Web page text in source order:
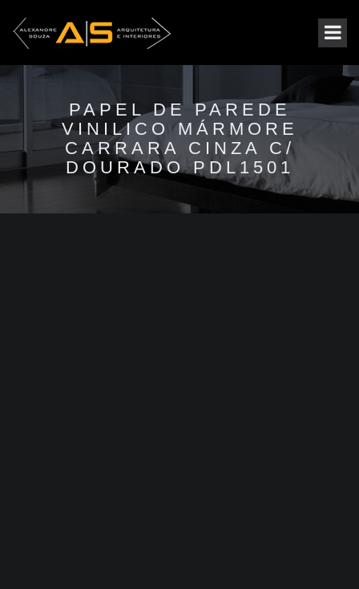
PAPEL DE PAREDE
VINILICO MÁRMORE
CARRARA CINZA C/
DOURADO PDL1501